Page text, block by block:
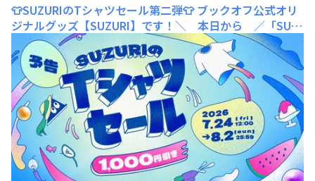
👕SUZURIのTシャツセール第二弾👕 ブックオフ公式オリ
ジナルグッズ【SUZURI】です！＼ 本日から ／「SUZ
URIのTシャツセール」第二弾開催中です～🌻夏本番🌞こ
れから大活躍間違いなしのTシャツが全品1,000円引き👕
※刺しゅうTシャツを除くやっぱり1,000 OFFは嬉しい♪
色違いで揃えたり、欲しかったあのデザインをこの機会に
ぜ